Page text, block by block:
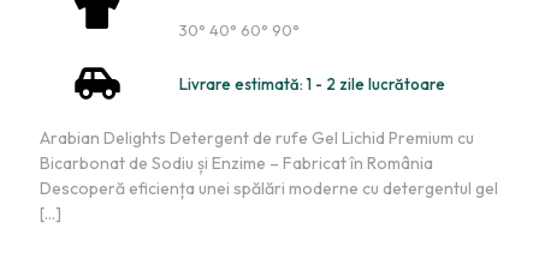
30° 40° 60° 90°
Livrare estimată: 1 - 2 zile lucrătoare
Arabian Delights Detergent de rufe Gel Lichid Premium cu
Bicarbonat de Sodiu și Enzime – Fabricat în România
Descoperă eficiența unei spălări moderne cu detergentul gel
[…]